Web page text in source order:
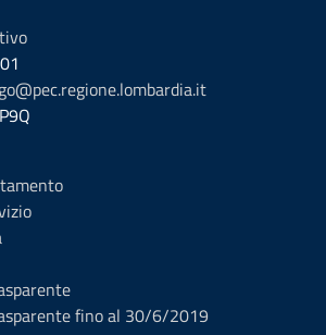
fino al 30/6/2019